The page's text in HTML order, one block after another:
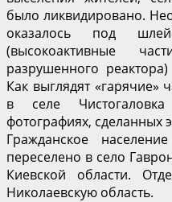
было ликвидировано.
оказалось под
(высокоактивные
разрушенного
Как выглядят
в селе
фотографиях,
Гражданское
переселено в село
Киевской области.
Николаевскую область.